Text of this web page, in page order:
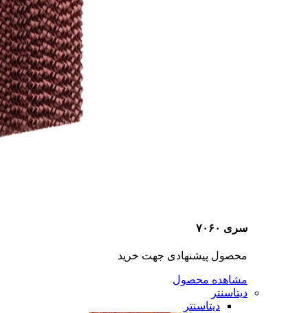
سری ۷۰۶۰
محصول پیشنهادی جهت خرید
مشاهده محصول
دیتاسنتر
دیتاسنتر